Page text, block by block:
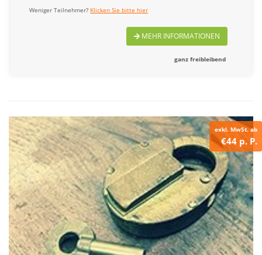
Weniger Teilnehmer? Klicken Sie bitte hier
MEHR INFORMATIONEN
ganz freibleibend
exkl. MwSt. ab
€44 p. P.